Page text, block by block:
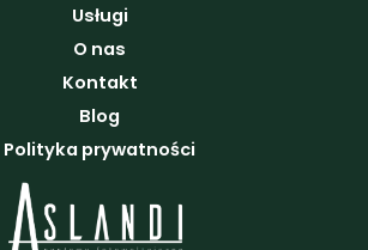
Usługi
O nas
Kontakt
Blog
Polityka prywatności